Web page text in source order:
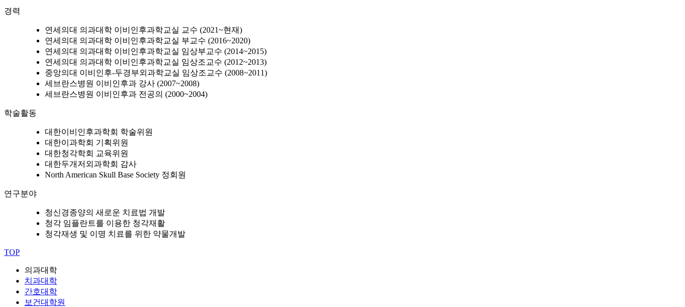
경력
연세의대 의과대학 이비인후과학교실 교수 (2021~현재)
연세의대 의과대학 이비인후과학교실 부교수 (2016~2020)
연세의대 의과대학 이비인후과학교실 임상부교수 (2014~2015)
연세의대 의과대학 이비인후과학교실 임상조교수 (2012~2013)
중앙의대 이비인후-두경부외과학교실 임상조교수 (2008~2011)
세브란스병원 이비인후과 강사 (2007~2008)
세브란스병원 이비인후과 전공의 (2000~2004)
학술활동
대한이비인후과학회 학술위원
대한이과학회 기획위원
대한청각학회 교육위원
대한두개저외과학회 감사
North American Skull Base Society 정회원
연구분야
청신경종양의 새로운 치료법 개발
청각 임플란트를 이용한 청각재활
청각재생 및 이명 치료를 위한 약물개발
TOP
의과대학
치과대학
간호대학
보건대학원